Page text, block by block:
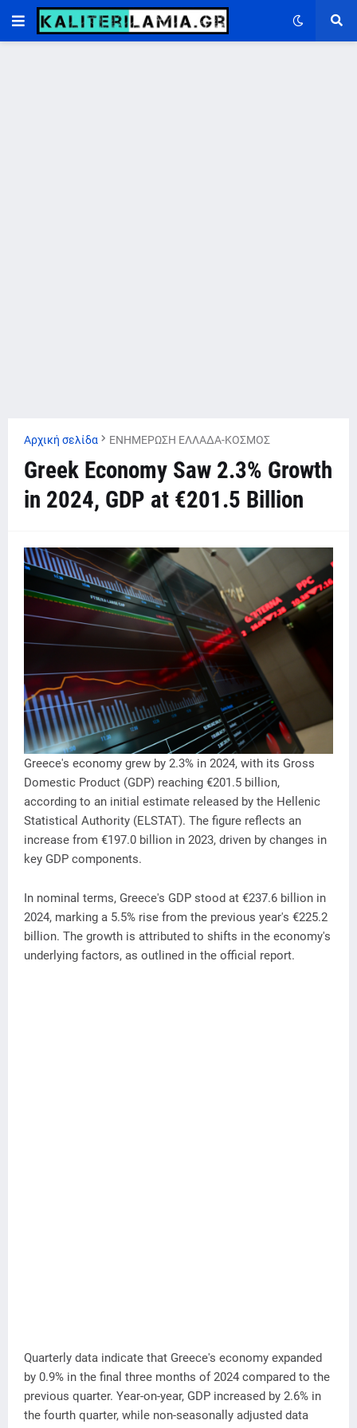
Αρχική σελίδα ΕΝΗΜΕΡΩΣΗ ΕΛΛΑΔΑ-ΚΟΣΜΟΣ
Greek Economy Saw 2.3% Growth
in 2024, GDP at €201.5 Billion
Greece's economy grew by 2.3% in 2024, with its Gross
Domestic Product (GDP) reaching €201.5 billion,
according to an initial estimate released by the Hellenic
Statistical Authority (ELSTAT). The figure reflects an
increase from €197.0 billion in 2023, driven by changes in
key GDP components.
In nominal terms, Greece's GDP stood at €237.6 billion in
2024, marking a 5.5% rise from the previous year's €225.2
billion. The growth is attributed to shifts in the economy's
underlying factors, as outlined in the official report.
Quarterly data indicate that Greece's economy expanded
by 0.9% in the final three months of 2024 compared to the
previous quarter. Year-on-year, GDP increased by 2.6% in
the fourth quarter, while non-seasonally adjusted data